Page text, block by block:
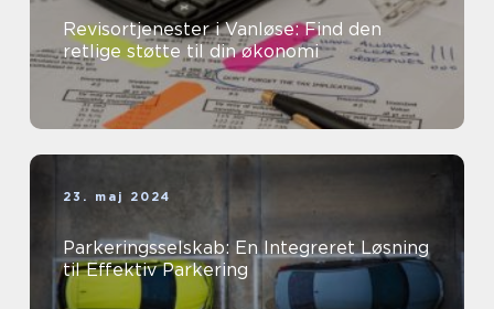
Revisortjenester i Vanløse: Find den
retlige støtte til din økonomi
23. maj 2024
Parkeringsselskab: En Integreret Løsning
til Effektiv Parkering